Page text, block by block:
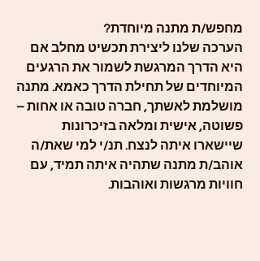
מחפש/ת מתנה מיוחדת?
הערכה שלנו ליצירת תכשיט מחלב אם
היא הדרך המרגשת לשמור את הרגעים
המיוחדים של תחילת הדרך כאמא. מתנה
מושלמת לאשתך, חברה טובה או אחות –
פשוטה, אישית ומלאה בזיכרונות
שיישארו איתה לנצח. תנ/י למי שאת/ה
אוהב/ת מתנה שתהיה איתה תמיד, עם
חוויות מרגשות ואוהבות.